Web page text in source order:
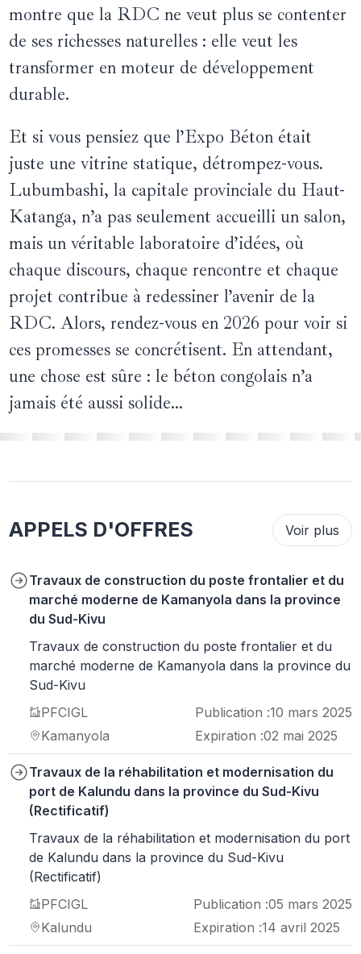
montre que la RDC ne veut plus se contenter
de ses richesses naturelles : elle veut les
transformer en moteur de développement
durable.
Et si vous pensiez que l’Expo Béton était
juste une vitrine statique, détrompez-vous.
Lubumbashi, la capitale provinciale du Haut-
Katanga, n’a pas seulement accueilli un salon,
mais un véritable laboratoire d’idées, où
chaque discours, chaque rencontre et chaque
projet contribue à redessiner l’avenir de la
RDC. Alors, rendez-vous en 2026 pour voir si
ces promesses se concrétisent. En attendant,
une chose est sûre : le béton congolais n’a
jamais été aussi solide…
APPELS D'OFFRES Voir plus
Travaux de construction du poste frontalier et du
marché moderne de Kamanyola dans la province
du Sud-Kivu
Travaux de construction du poste frontalier et du
marché moderne de Kamanyola dans la province du
Sud-Kivu
PFCIGL
Kamanyola
Publication :10 mars 2025
Expiration :02 mai 2025
Travaux de la réhabilitation et modernisation du
port de Kalundu dans la province du Sud-Kivu
(Rectificatif)
Travaux de la réhabilitation et modernisation du port
de Kalundu dans la province du Sud-Kivu
(Rectificatif)
PFCIGL
Kalundu
Publication :05 mars 2025
Expiration :14 avril 2025